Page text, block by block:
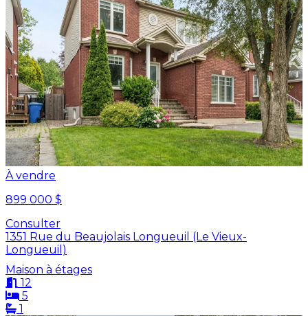
À vendre
899 000 $
Consulter
1351 Rue du Beaujolais Longueuil (Le Vieux-
Longueuil)
Maison à étages
12
5
1